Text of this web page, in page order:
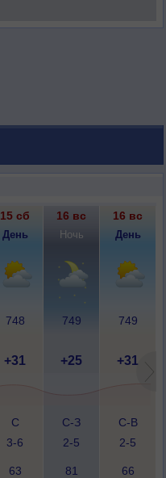
15 сб 16 вс 16 вс
День Ночь День
748 749 749
+31 +25 +31
С
3-6
С-З
2-5
С-В
2-5
63 81 66